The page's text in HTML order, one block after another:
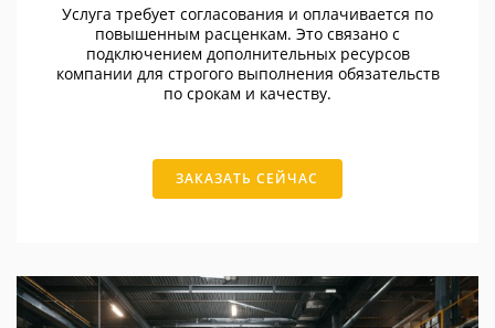
Услуга требует согласования и оплачивается по
повышенным расценкам. Это связано с
подключением дополнительных ресурсов
компании для строгого выполнения обязательств
по срокам и качеству.
ЗАКАЗАТЬ СЕЙЧАС